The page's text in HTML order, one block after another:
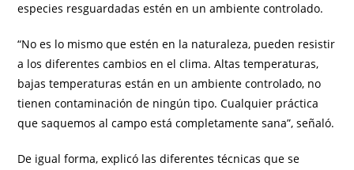
especies resguardadas estén en un ambiente controlado.
“No es lo mismo que estén en la naturaleza, pueden resistir
a los diferentes cambios en el clima. Altas temperaturas,
bajas temperaturas están en un ambiente controlado, no
tienen contaminación de ningún tipo. Cualquier práctica
que saquemos al campo está completamente sana”, señaló.
De igual forma, explicó las diferentes técnicas que se